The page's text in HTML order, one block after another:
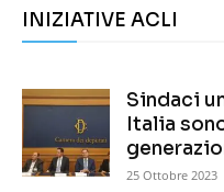
INIZIATIVE ACLI
Sindaci
Italia
25 Ottobre 2023